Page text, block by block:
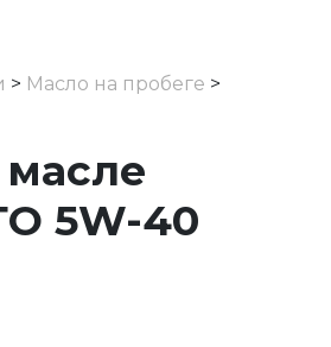
> Масло на пробеге >
5W-40